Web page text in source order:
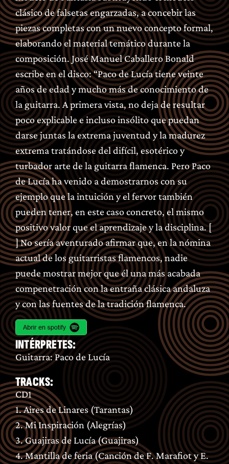
clásico de falsetas engarzadas, a concebir las
piezas completas con un nuevo concepto formal,
elaborando el material temático durante la
composición. José Manuel Caballero Bonald
escribe en el disco: “Paco de Lucía tiene veinte
años de edad y mucho más de conocimiento de
la guitarra. A primera vista, no deja de resultar
poco explicable e incluso insólito que puedan
darse juntas la extrema juventud y la madurez
extrema tratándose del difícil, esotérico y
turbador arte de la guitarra flamenca. Pero Paco
de Lucía ha venido a demostrarnos con su
ejemplo que la intuición y el fervor también
pueden tener, en este caso concreto, el mismo
positivo valor que el aprendizaje y la disciplina. [
] No sería aventurado afirmar que, en la nómina
actual de los guitarristas flamencos, nadie
puede mostrar mejor que él una más acabada
compenetración con la entraña clásica andaluza
y con las fuentes de la tradición flamenca.
INTÉRPRETES:
Guitarra: Paco de Lucía
TRACKS:
CD1
1. Aires de Linares (Tarantas)
2. Mi Inspiración (Alegrías)
3. Guajiras de Lucía (Guajiras)
4. Mantilla de feria (Canción de F. Marafiot y E.